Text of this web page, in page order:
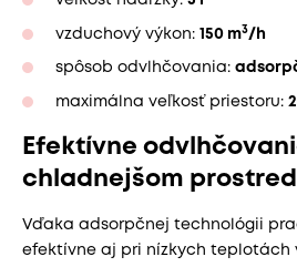
vzduchový výkon: 150 m3/h
spôsob odvlhčovania:
maximálna veľkosť priestoru:
Efektívne
chladnejšom
Vďaka adsorpčnej technológii
efektívne aj pri nízkych teplotách v